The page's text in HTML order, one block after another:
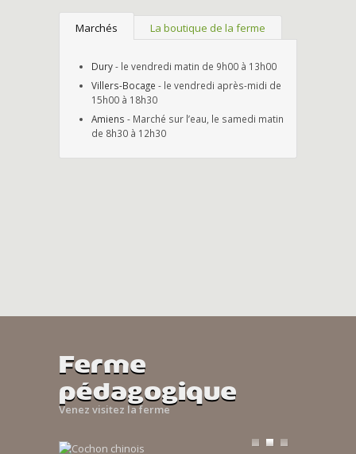
Marchés La boutique de la ferme
Dury- le vendredi matin de 9h00 à 13h00
Villers-Bocage - le vendredi après-midi de
15h00 à 18h30
Amiens - Marché sur l’eau, le samedi matin
de 8h30 à 12h30
Ferme
pédagogique
Venez visitez la ferme